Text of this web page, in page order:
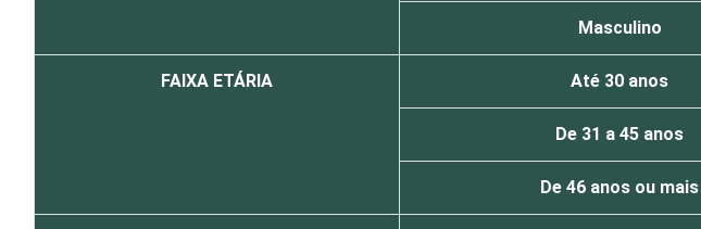
Masculino
FAIXA ETÁRIA Até 30 anos
De 31 a 45 anos
De 46 anos ou mais